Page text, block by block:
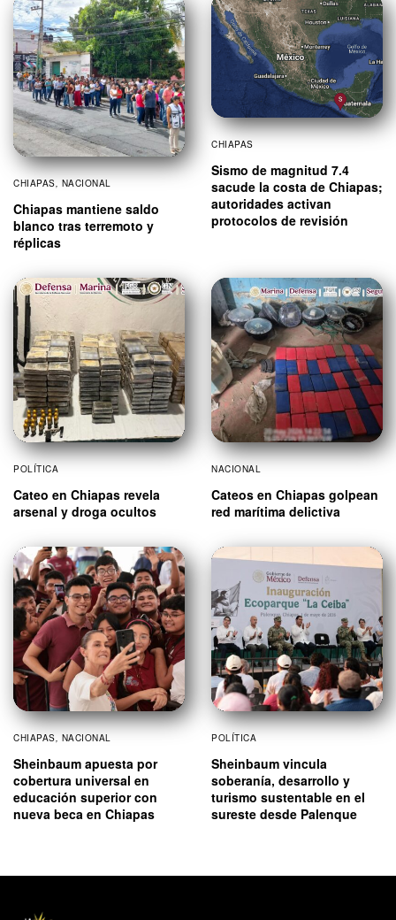
CHIAPAS, NACIONAL
Chiapas mantiene saldo
blanco tras terremoto y
réplicas
CHIAPAS
Sismo de magnitud 7.4
sacude la costa de Chiapas;
autoridades activan
protocolos de revisión
POLÍTICA
Cateo en Chiapas revela
arsenal y droga ocultos
NACIONAL
Cateos en Chiapas golpean
red marítima delictiva
CHIAPAS, NACIONAL
Sheinbaum apuesta por
cobertura universal en
educación superior con
nueva beca en Chiapas
POLÍTICA
Sheinbaum vincula
soberanía, desarrollo y
turismo sustentable en el
sureste desde Palenque